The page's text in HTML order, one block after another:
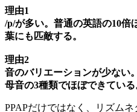
理由1
/p/が多い。普通の英語の10倍
葉にも匹敵する。
理由2
音のバリエーションが少ない
母音の3種類でほぼできている
PPAPだけではなく、リズム